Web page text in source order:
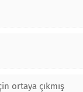
ortaya çıkmış